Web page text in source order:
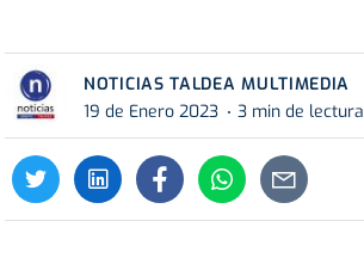
NOTICIAS TALDEA MULTIMEDIA
19 de Enero 2023
3 min de lectura